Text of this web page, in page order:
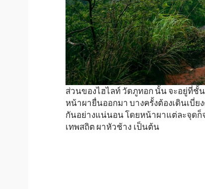
ส่วนของไฮไลท์ วัดภูทอก นั้น จะอยู่ที่ชั้
หน้าผายื่นออกมา บางครั้งต้องเดินเบี่ย
กันอย่างแน่นอน โดยหน้าผาแต่ละจุดก็
เทพสถิต ผาหัวช้าง เป็นต้น